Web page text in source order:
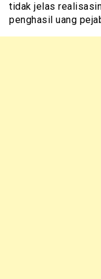
tidak jelas
penghasil uang